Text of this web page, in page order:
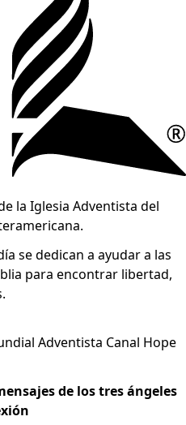
la Iglesia Adventista del
se dedican a ayudar a las
para encontrar libertad,
Adventista Canal Hope
de los tres ángeles